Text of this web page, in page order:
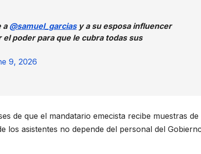
a @samuel_garciasy a su esposa influencer
poder para que le cubra todas sus
9, 2026
de que el mandatario emecista recibe muestras de
asistentes no depende del personal del